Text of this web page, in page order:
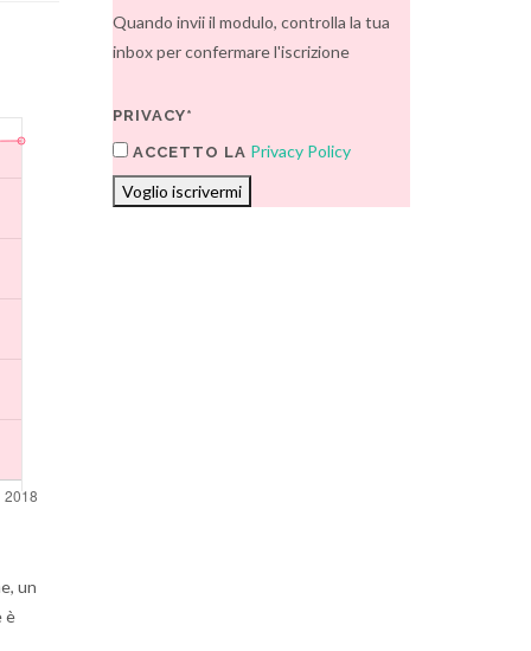
un
è
Quando invii il modulo, controlla la tua
inbox per confermare l'iscrizione
PRIVACY*
ACCETTO LA Privacy Policy
Voglio iscrivermi